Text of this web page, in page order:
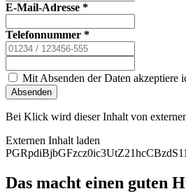
E-Mail-Adresse *
Telefonnummer *
Mit Absenden der Daten akzeptiere
Absenden
Bei Klick wird dieser Inhalt von
Externen Inhalt laden
Das macht einen guten